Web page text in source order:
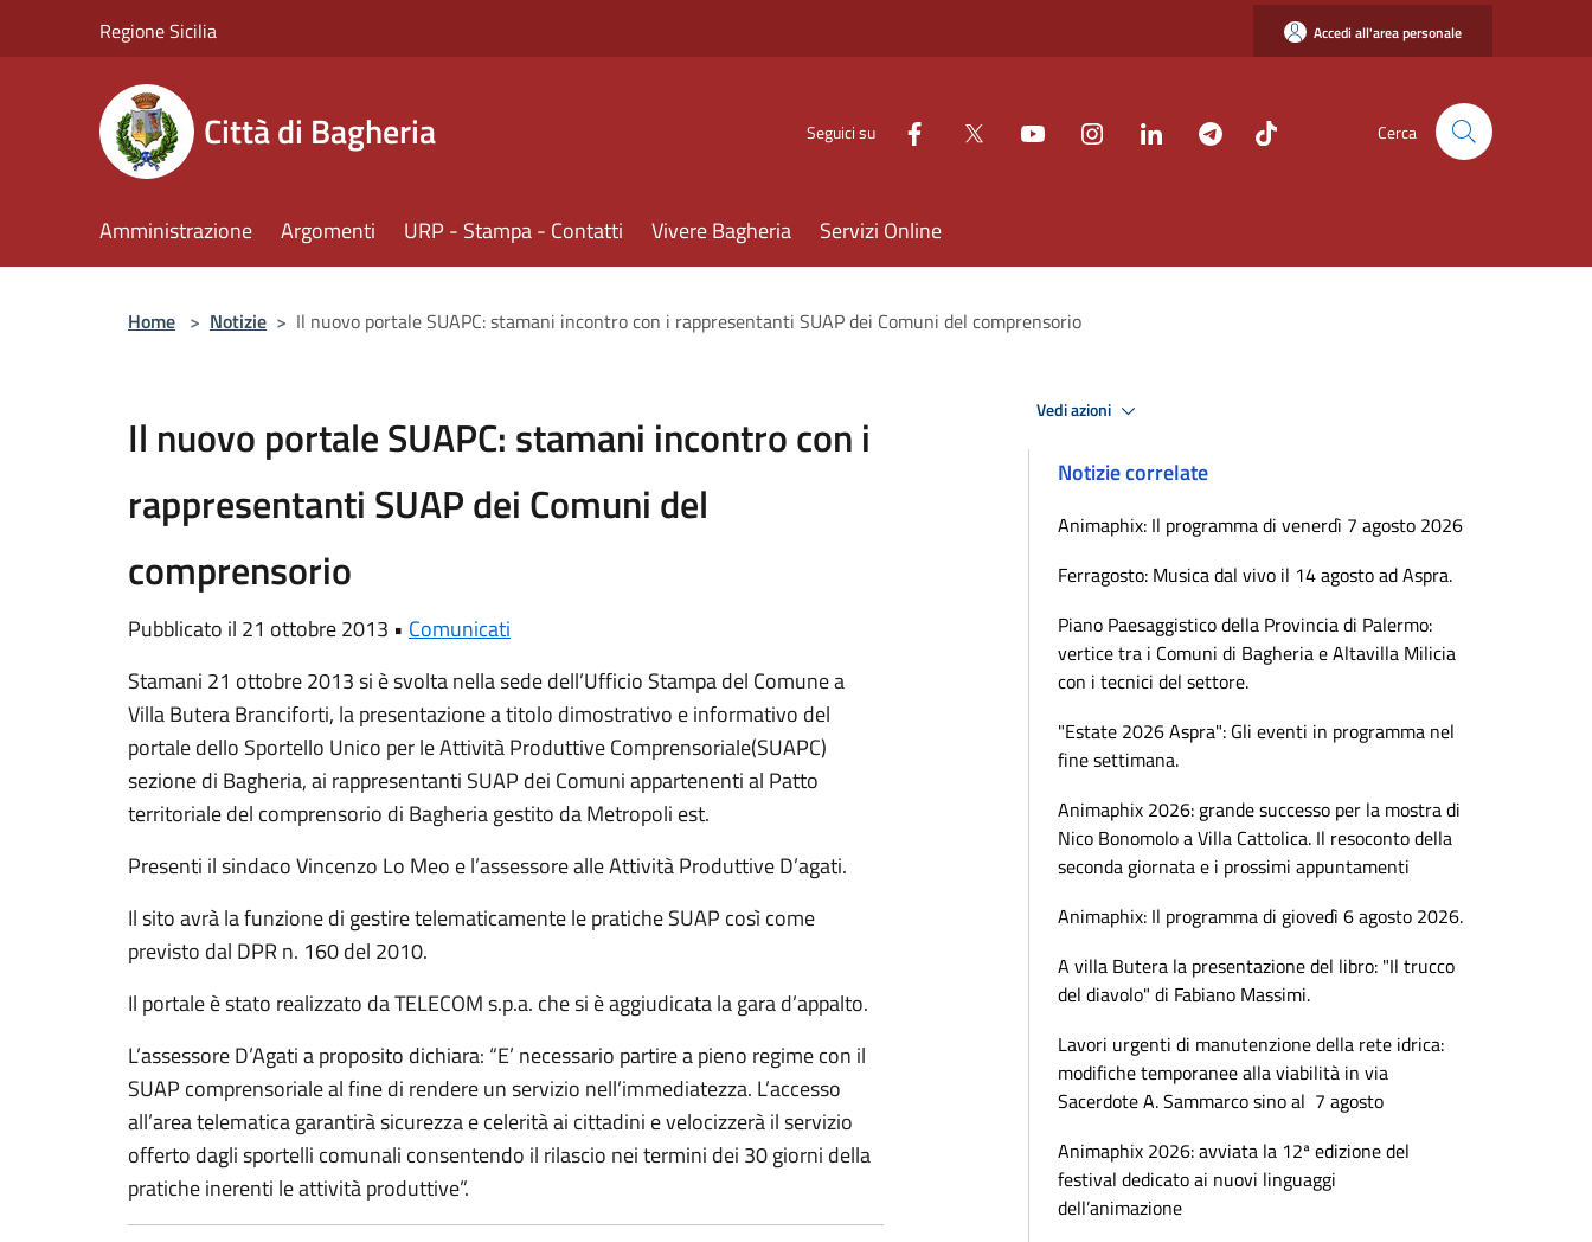
Regione Sicilia Accedi all'area personale
Città di Bagheria Seguici su Cerca
Amministrazione Argomenti URP - Stampa - Contatti Vivere Bagheria Servizi Online
Home > Notizie > Il nuovo portale SUAPC: stamani incontro con i rappresentanti SUAP dei Comuni del comprensorio
Il nuovo portale SUAPC: stamani incontro con i
rappresentanti SUAP dei Comuni del
comprensorio
Pubblicato il 21 ottobre 2013 • Comunicati
Stamani 21 ottobre 2013 si è svolta nella sede dell’Ufficio Stampa del Comune a
Villa Butera Branciforti, la presentazione a titolo dimostrativo e informativo del
portale dello Sportello Unico per le Attività Produttive Comprensoriale(SUAPC)
sezione di Bagheria, ai rappresentanti SUAP dei Comuni appartenenti al Patto
territoriale del comprensorio di Bagheria gestito da Metropoli est.
Presenti il sindaco Vincenzo Lo Meo e l’assessore alle Attività Produttive D’agati.
Il sito avrà la funzione di gestire telematicamente le pratiche SUAP così come
previsto dal DPR n. 160 del 2010.
Il portale è stato realizzato da TELECOM s.p.a. che si è aggiudicata la gara d’appalto.
L’assessore D’Agati a proposito dichiara: “E’ necessario partire a pieno regime con il
SUAP comprensoriale al fine di rendere un servizio nell’immediatezza. L’accesso
all’area telematica garantirà sicurezza e celerità ai cittadini e velocizzerà il servizio
offerto dagli sportelli comunali consentendo il rilascio nei termini dei 30 giorni della
pratiche inerenti le attività produttive”.
Vedi azioni
Notizie correlate
Animaphix: Il programma di venerdì 7 agosto 2026
Ferragosto: Musica dal vivo il 14 agosto ad Aspra.
Piano Paesaggistico della Provincia di Palermo:
vertice tra i Comuni di Bagheria e Altavilla Milicia
con i tecnici del settore.
"Estate 2026 Aspra": Gli eventi in programma nel
fine settimana.
Animaphix 2026: grande successo per la mostra di
Nico Bonomolo a Villa Cattolica. Il resoconto della
seconda giornata e i prossimi appuntamenti
Animaphix: Il programma di giovedì 6 agosto 2026.
A villa Butera la presentazione del libro: "Il trucco
del diavolo" di Fabiano Massimi.
Lavori urgenti di manutenzione della rete idrica:
modifiche temporanee alla viabilità in via
Sacerdote A. Sammarco sino al 7 agosto
Animaphix 2026: avviata la 12ª edizione del
festival dedicato ai nuovi linguaggi
dell’animazione